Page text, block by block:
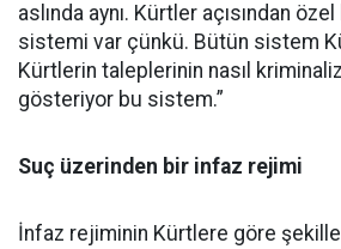
aslında aynı. Kürtler açısından
sistemi var çünkü. Bütün sistem
Kürtlerin taleplerinin nasıl
gösteriyor bu sistem.”
Suç üzerinden bir infaz rejimi
İnfaz rejiminin Kürtlere göre